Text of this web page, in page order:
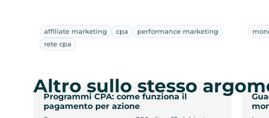
affiliate marketing cpa
performance marketing
rete cpa
Programmi CPA: come funziona il
pagamento per azione
Altro sullo stesso